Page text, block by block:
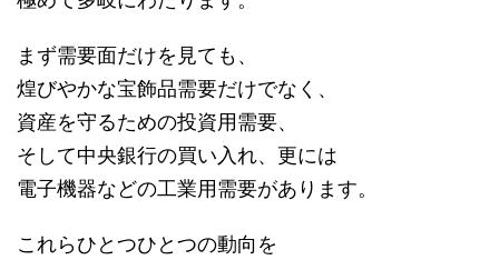
まず需要面だけを見ても、
煌びやかな宝飾品需要だけでなく、
資産を守るための投資用需要、
そして中央銀行の買い入れ、更には
電子機器などの工業用需要があります。
これらひとつひとつの動向を